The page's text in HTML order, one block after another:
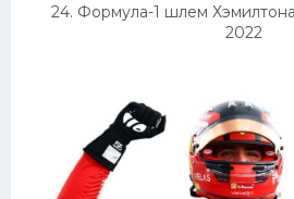
24. Формула-1 шлем
2022